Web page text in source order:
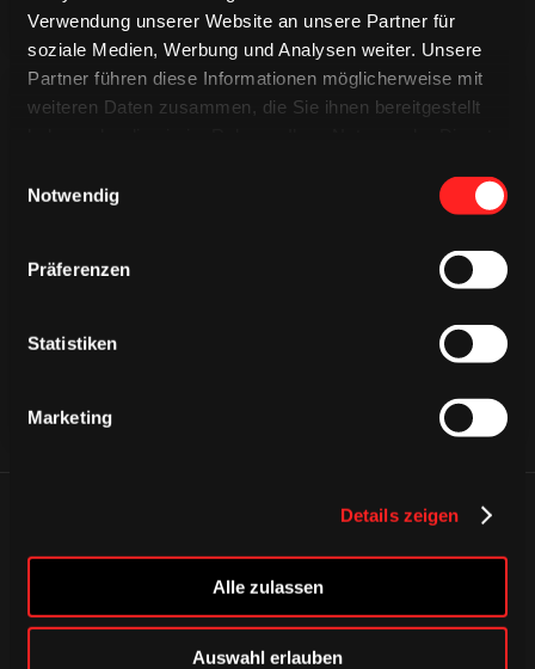
Verwendung unserer Website an unsere Partner für
soziale Medien, Werbung und Analysen weiter. Unsere
Partner führen diese Informationen möglicherweise mit
weiteren Daten zusammen, die Sie ihnen bereitgestellt
Notwendig
Präferenzen
Statistiken
Marketing
Details zeigen
Alle zulassen
Auswahl erlauben